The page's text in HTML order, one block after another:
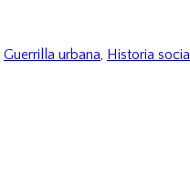
Guerrilla urbana, Historia social